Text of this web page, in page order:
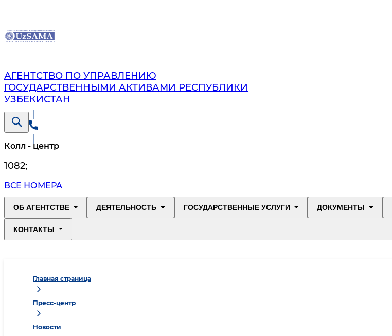
АГЕНТСТВО ПО УПРАВЛЕНИЮ
ГОСУДАРСТВЕННЫМИ АКТИВАМИ РЕСПУБЛИКИ
УЗБЕКИСТАН
Колл - центр
1082;
ВСЕ НОМЕРА
ОБ АГЕНТСТВЕ ДЕЯТЕЛЬНОСТЬ ГОСУДАРСТВЕННЫЕ УСЛУГИ ДОКУМЕНТЫ
КОНТАКТЫ
Главная страница
Пресс-центр
Новости